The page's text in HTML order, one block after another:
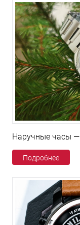
Наручные часы —
Подробнее